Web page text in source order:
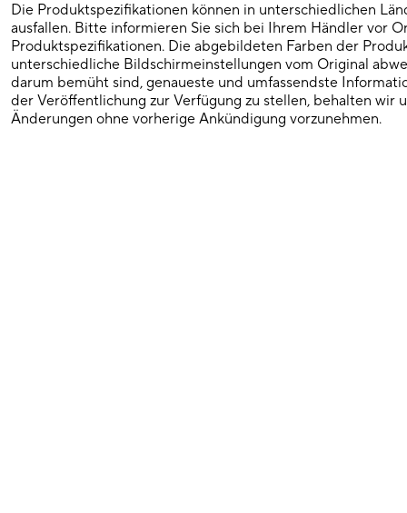
Die Produktspezifikationen können in unterschiedlichen
ausfallen. Bitte informieren Sie sich bei Ihrem Händler vor
Produktspezifikationen. Die abgebildeten Farben der
unterschiedliche Bildschirmeinstellungen vom Original
darum bemüht sind, genaueste und umfassendste
der Veröffentlichung zur Verfügung zu stellen, behalten wir
Änderungen ohne vorherige Ankündigung vorzunehmen.